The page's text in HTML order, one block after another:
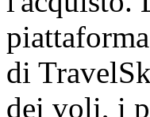
di
dei voli, i